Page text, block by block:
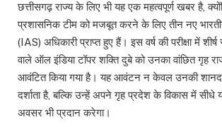
छत्तीसगढ़ राज्य के लिए भी यह एक महत्वपूर्ण खबर है,
प्रशासनिक टीम को मजबूत करने के लिए तीन नए
(IAS) अधिकारी प्राप्त हुए हैं। इस वर्ष की परीक्षा में
वाले ऑल इंडिया टॉपर शक्ति दुबे को उनका वांछित गृह
आवंटित किया गया है। यह आवंटन न केवल उनकी
दर्शाता है, बल्कि उन्हें अपने गृह प्रदेश के विकास में सीधे
अवसर भी प्रदान करेगा।